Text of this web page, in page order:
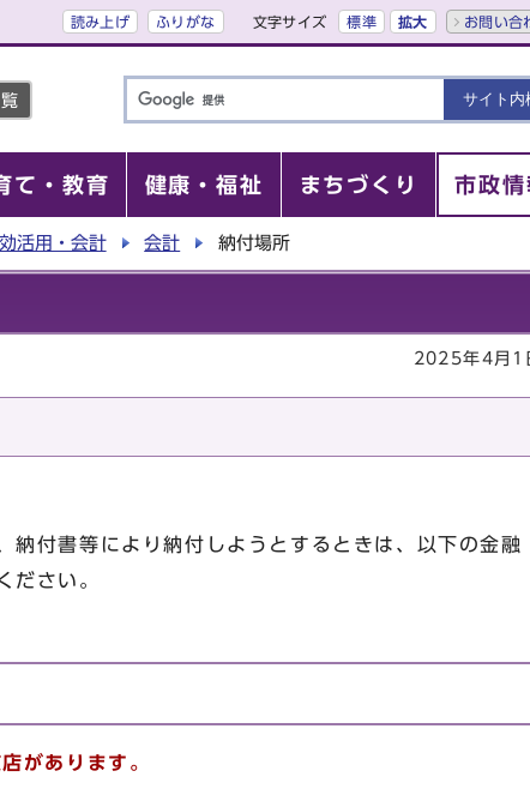
読み上げ ふりがな 文字サイズ 標準 拡大 お問い合
て・教育 健康・福祉 まちづくり 市政情
活用・会計 会計 納付場所
2025年4月1
付書等により納付しようとするときは、以下の金融
ださい。
があります。